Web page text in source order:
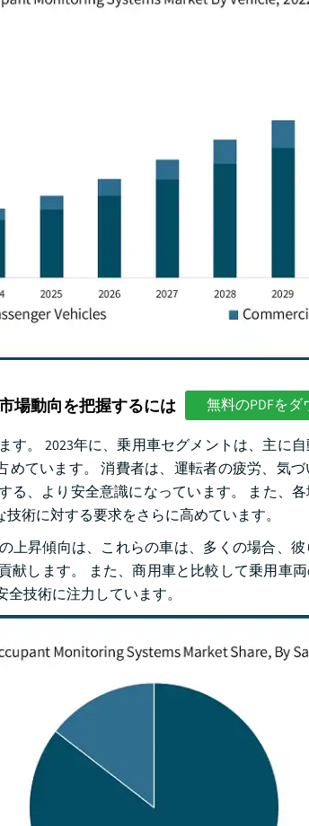
場動向を把握するには 無料のPDFをダ
す。 2023年に、乗用車セグメントは、主に
めています。 消費者は、運転者の疲労、気
る、より安全意識になっています。 また、
術に対する要求をさらに高めています。
上昇傾向は、これらの車は、多くの場合、
献します。 また、商用車と比較して乗用車
技術に注力しています。